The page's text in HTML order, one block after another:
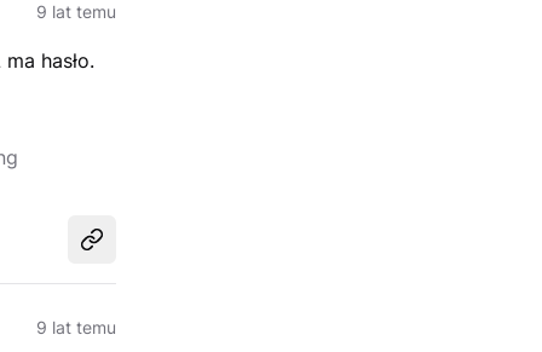
9 lat temu
hasło.
Udostępnij
9 lat temu